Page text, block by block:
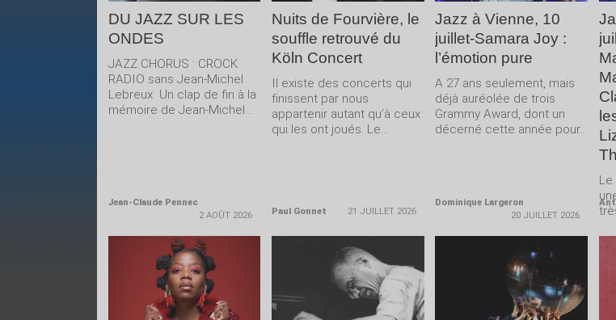
DU JAZZ SUR LES
ONDES
JAZZ CHORUS : CROCK
RADIO sans Jean-Michel
Lebreux Un clap de fin à la
mémoire de Jean-Michel...
Jean-Claude Pennec
2 AOÛT 2026
Nuits de Fourvière, le
souffle retrouvé du
Köln Concert
Il existe des concerts qui
finissent par nous
appartenir autant qu’à ceux
qui les ont joués. Le...
Paul Gonnet 21 JUILLET 2026
Jazz à Vienne, 10
juillet-Samara Joy :
l’émotion pure
A 27 ans seulement, mais
déjà auréolée de trois
Grammy Award, dont un
décerné cette année pour...
Dominique Largeron
20 JUILLET 2026
LIRE LA
SUITE
LIRE LA
SUITE
LIRE LA
SUITE